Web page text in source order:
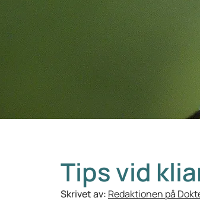
Tips vid
Skrivet av: Redaktionen på